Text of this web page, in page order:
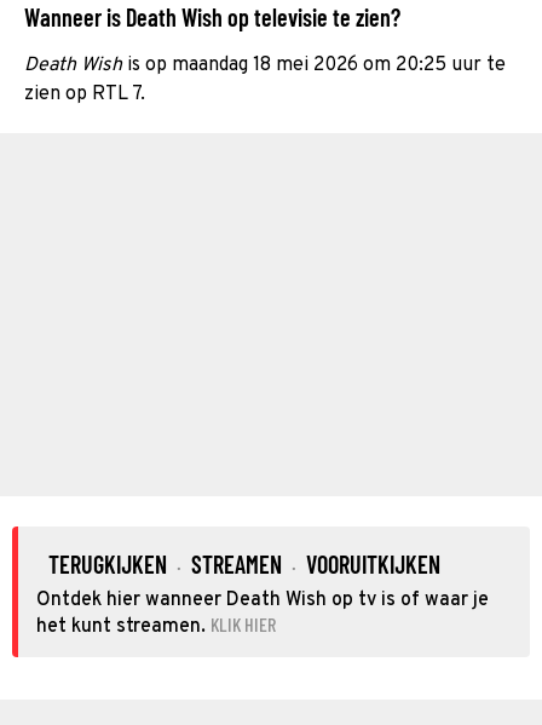
Wanneer is Death Wish op televisie te zien?
Death Wishis op maandag 18 mei 2026 om 20:25 uur te
zien op RTL 7.
TERUGKIJKEN · STREAMEN · VOORUITKIJKEN
Ontdek hier wanneer Death Wish op tv is of waar je
het kunt streamen. KLIK HIER